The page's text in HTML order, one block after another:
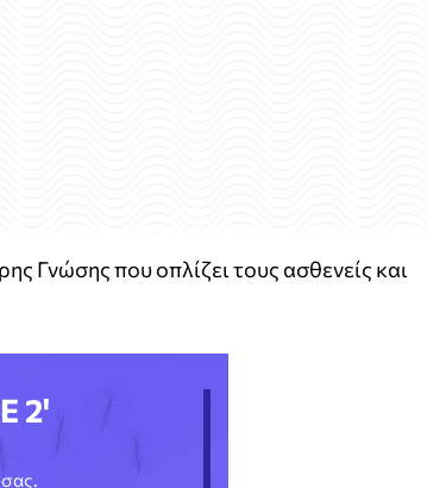
Γνώσης που οπλίζει τους ασθενείς και
2'